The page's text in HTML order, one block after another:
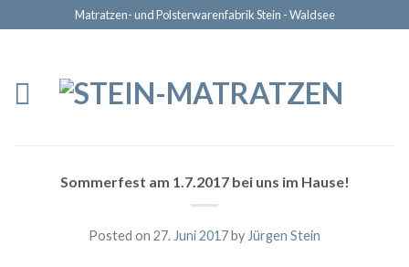
Matratzen- und Polsterwarenfabrik Stein - Waldsee
Sommerfest am 1.7.2017 bei uns im Hause!
Posted on 27. Juni 2017by Jürgen Stein